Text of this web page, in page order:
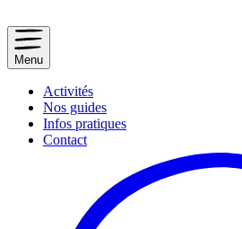
Menu
Activités
Nos guides
Infos pratiques
Contact